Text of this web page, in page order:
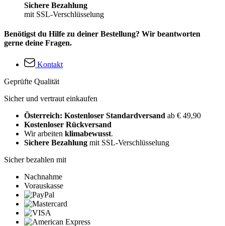
Sichere Bezahlung
mit SSL-Verschlüsselung
Benötigst du Hilfe zu deiner Bestellung? Wir beantworten
gerne deine Fragen.
Kontakt
Geprüfte Qualität
Sicher und vertraut einkaufen
Österreich: Kostenloser Standardversand ab € 49,90
Kostenloser Rückversand
Wir arbeiten klimabewusst.
Sichere Bezahlung mit SSL-Verschlüsselung
Sicher bezahlen mit
Nachnahme
Vorauskasse